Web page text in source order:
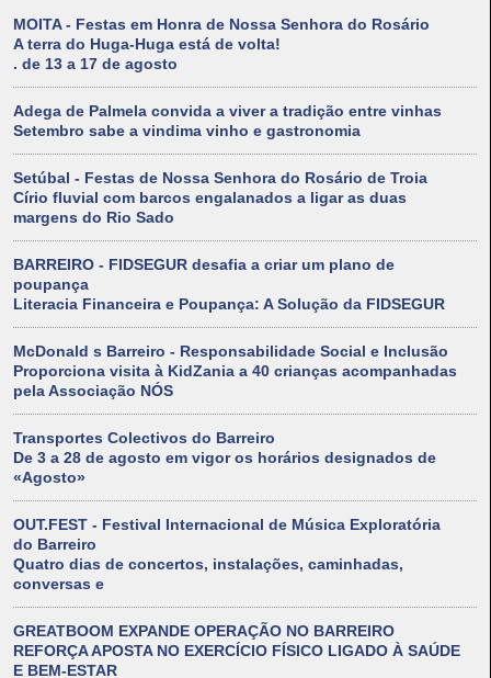
MOITA - Festas em Honra de Nossa Senhora do Rosário
A terra do Huga-Huga está de volta!
. de 13 a 17 de agosto
Adega de Palmela convida a viver a tradição entre vinhas
Setembro sabe a vindima vinho e gastronomia
Setúbal - Festas de Nossa Senhora do Rosário de Troia
Círio fluvial com barcos engalanados a ligar as duas
margens do Rio Sado
BARREIRO - FIDSEGUR desafia a criar um plano de
poupança
Literacia Financeira e Poupança: A Solução da FIDSEGUR
McDonald s Barreiro - Responsabilidade Social e Inclusão
Proporciona visita à KidZania a 40 crianças acompanhadas
pela Associação NÓS
Transportes Colectivos do Barreiro
De 3 a 28 de agosto em vigor os horários designados de
«Agosto»
OUT.FEST - Festival Internacional de Música Exploratória
do Barreiro
Quatro dias de concertos, instalações, caminhadas,
conversas e
GREATBOOM EXPANDE OPERAÇÃO NO BARREIRO
REFORÇA APOSTA NO EXERCÍCIO FÍSICO LIGADO À SAÚDE
E BEM-ESTAR